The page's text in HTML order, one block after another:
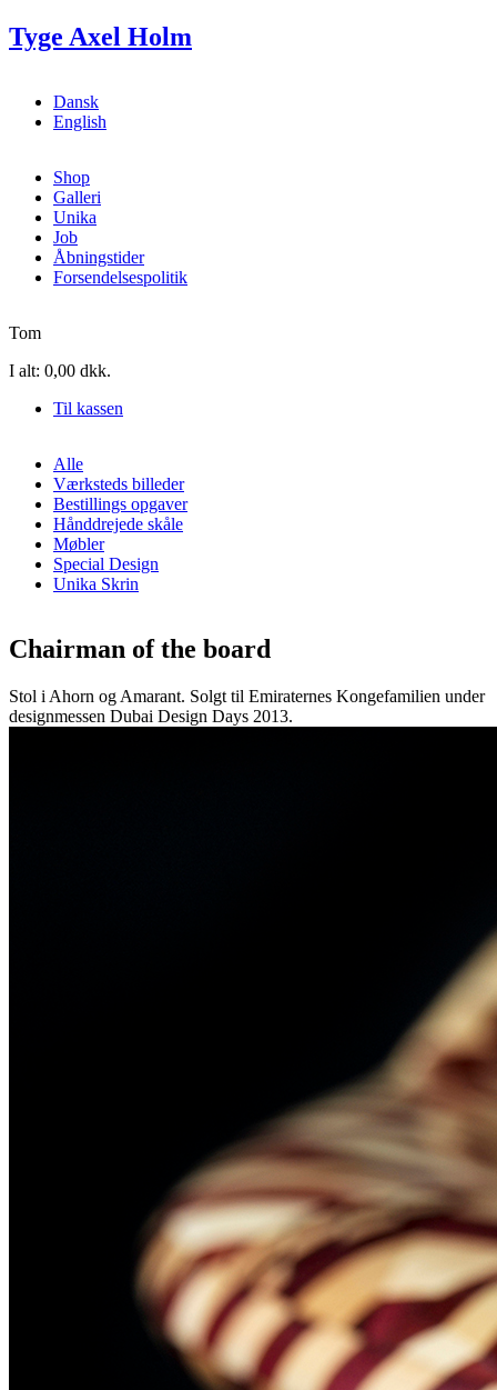
Gå til hovedindhold
Tyge Axel Holm
Dansk
English
Shop
Galleri
Unika
Job
Åbningstider
Forsendelsespolitik
Tom
I alt: 0,00 dkk.
Til kassen
Alle
Værksteds billeder
Bestillings opgaver
Hånddrejede skåle
Møbler
Special Design
Unika Skrin
Chairman of the board
Stol i Ahorn og Amarant. Solgt til Emiraternes Kongefamilien under
designmessen Dubai Design Days 2013.